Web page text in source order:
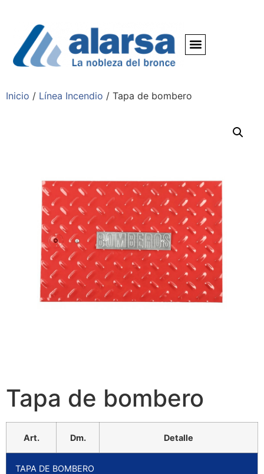
Inicio / Línea Incendio / Tapa de bombero
Tapa de bombero
Art. Dm. Detalle
TAPA DE BOMBERO